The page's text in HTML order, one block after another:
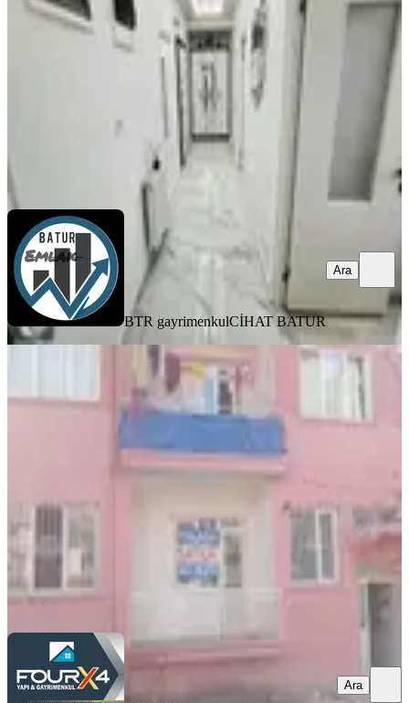
Battalgazi, K.mustafa Paşa Mahallesi
3+1
130 m²·Yüksek giriş 07.08.2026
CİHAT BATUR
BTR gayrimenkulCİHAT BATUR
Ara
Fourx4 Gayrimenkulden Nuriye Mah.
2+1 Yüksek Giriş Satılık Daire
120 m²·Yüksek giriş·06.08.2026
FOURX4 GAYRİMENKULFurkan ÇATAL
Ara